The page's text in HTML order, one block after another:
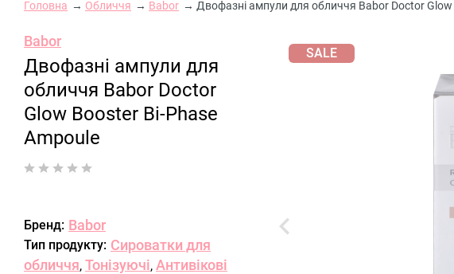
Головна Обличчя Babor Двофазні ампули для обличчя Babor Doctor
Babor
Двофазні ампули для
обличчя Babor Doctor
Glow Booster Bi-Phase
Ampoule
Бренд: Babor
Тип продукту: Сироватки для
обличчя, Тонізуючі, Антивікові
SALE